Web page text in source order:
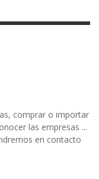
comprar o importar
las empresas ...
en contacto